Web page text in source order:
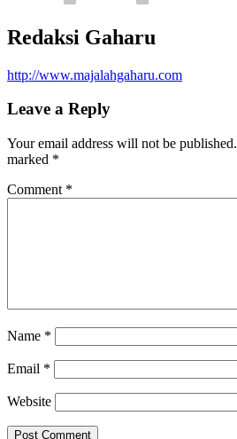
Redaksi Gaharu
http://www.majalahgaharu.com
Leave a Reply
Your email address will not be published.
marked *
Comment *
Name *
Email *
Website